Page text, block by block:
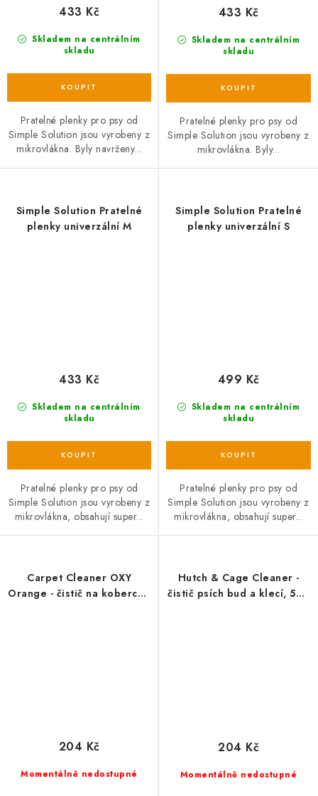
Skladem na centrálním
skladu
433 Kč
Pratelné plenky pro psy od
Simple Solution jsou vyrobeny z
mikrovlákna. Byly navrženy...
Skladem na centrálním
skladu
433 Kč
Pratelné plenky pro psy od
Simple Solution jsou vyrobeny z
mikrovlákna. Byly...
Simple Solution Pratelné
plenky univerzální M
Skladem na centrálním
skladu
433 Kč
Pratelné plenky pro psy od
Simple Solution jsou vyrobeny z
mikrovlákna, obsahují super...
Simple Solution Pratelné
plenky univerzální S
Skladem na centrálním
skladu
499 Kč
Pratelné plenky pro psy od
Simple Solution jsou vyrobeny z
mikrovlákna, obsahují super...
Carpet Cleaner OXY
Orange - čistič na koberce -
Momentálně nedostupné
204 Kč
Hutch & Cage Cleaner -
čistič psích bud a klecí, 500
Momentálně nedostupné
204 Kč